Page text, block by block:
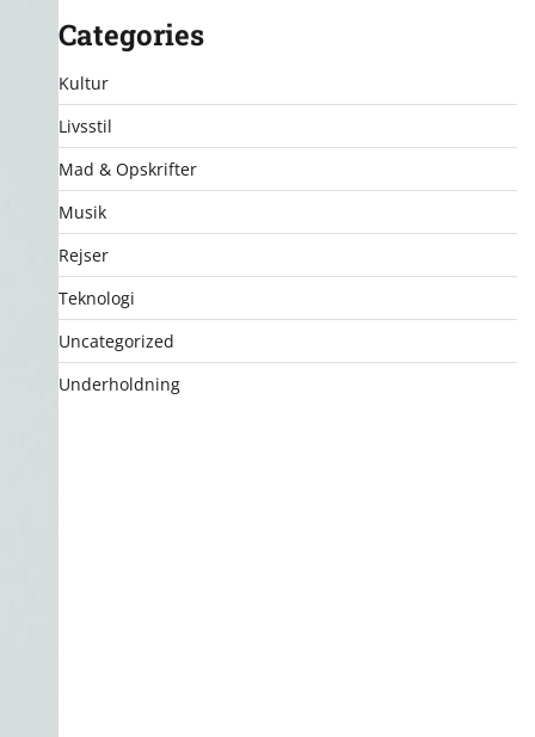
Categories
Kultur
Livsstil
Mad & Opskrifter
Musik
Rejser
Teknologi
Uncategorized
Underholdning